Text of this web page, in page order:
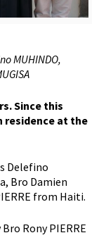
MUHINDO,
Since this
residence at the
Delefino
Bro Damien
from Haiti.
Rony PIERRE